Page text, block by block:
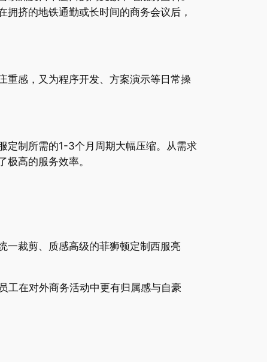
挤的地铁通勤或长时间的商务会议后，
重感，又为程序开发、方案演示等日常操
定制所需的1-3个月周期大幅压缩。从需求
高的服务效率。
一裁剪、质感高级的菲狮顿定制西服亮
工在对外商务活动中更有归属感与自豪